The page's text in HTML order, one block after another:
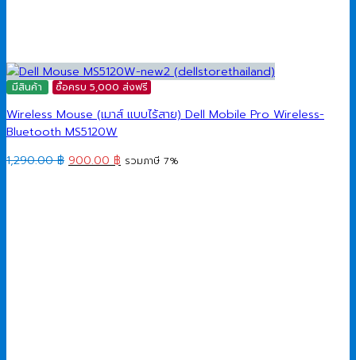
มีสินค้า ซื้อครบ 5,000 ส่งฟรี
Wireless Mouse (เมาส์ แบบไร้สาย) Dell Mobile Pro Wireless-
Bluetooth MS5120W
1,290.00฿ Original
900.00 ฿ Current
รวมภาษี 7%